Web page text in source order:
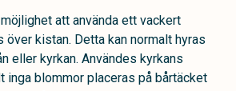
att använda ett vackert
över kistan. Detta kan normalt hyras
eller kyrkan. Användes kyrkans
inga blommor placeras på bårtäcket